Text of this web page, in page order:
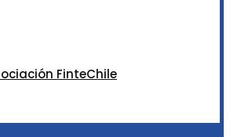
FinteChile